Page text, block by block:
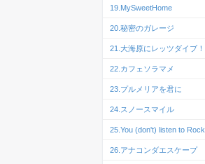
19.MySweetHome
20.秘密のガレージ
21.大海原にレッツダイブ！
22.カフェソラマメ
23.プルメリアを君に
24.スノースマイル
25.You (don't) listen to Rock
26.アナコンダエスケープ